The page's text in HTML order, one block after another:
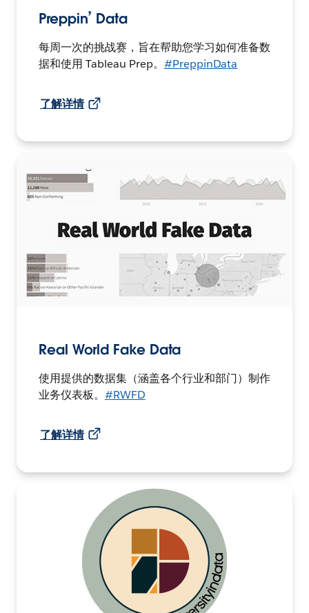
Preppin’ Data
每周一次的挑战赛，旨在帮助您学习如何准备数
据和使用 Tableau Prep。 #PreppinData
了解详情
Real World Fake Data
使用提供的数据集（涵盖各个行业和部门）制作
业务仪表板。 #RWFD
了解详情